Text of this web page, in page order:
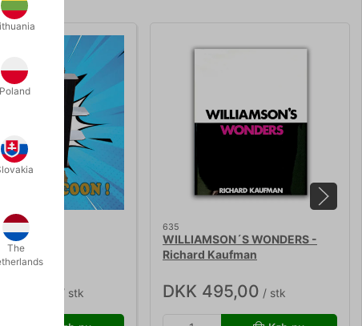
/ stk
635
WILLIAMSON´S WONDERS -
Richard Kaufman
DKK 495,00 / stk
Poland
The